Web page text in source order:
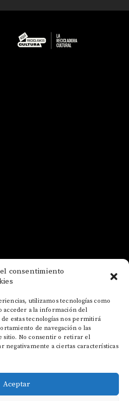
consentimiento
utilizamos tecnologías como
acceder a la información del
estas tecnologías nos permitirá
de navegación o las
sitio. No consentir o retirar el
negativamente a ciertas características
Aceptar